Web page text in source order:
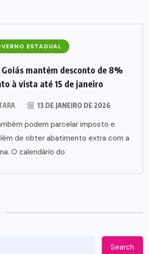
ESTADUAL
mantém desconto de 8%
à vista até 15 de janeiro
13 DE JANEIRO DE 2026
podem parcelar imposto e
de obter abatimento extra com a
O calendário do
Search